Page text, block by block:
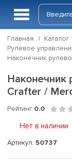
Главная Каталог
Рулевое
Наконечник
Наконечник
Crafter /
Рейтинг 0.0
Нет в наличии
Артикул: 50737